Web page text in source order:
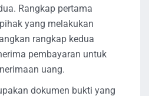
Rangkap pertama
yang melakukan
rangkap kedua
pembayaran untuk
uang.
dokumen bukti yang